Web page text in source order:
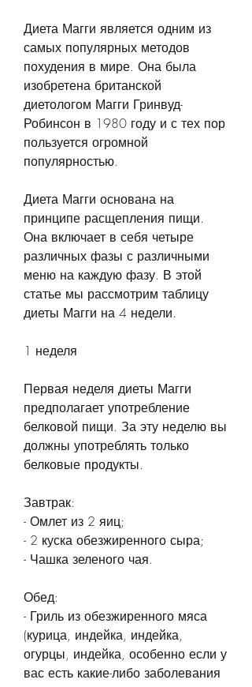
Диета Магги является одним из
самых популярных методов
похудения в мире. Она была
изобретена британской
диетологом Магги Гринвуд-
Робинсон в 1980 году и с тех пор
пользуется огромной
популярностью.
Диета Магги основана на
принципе расщепления пищи.
Она включает в себя четыре
различных фазы с различными
меню на каждую фазу. В этой
статье мы рассмотрим таблицу
диеты Магги на 4 недели.
1 неделя
Первая неделя диеты Магги
предполагает употребление
белковой пищи. За эту неделю вы
должны употреблять только
белковые продукты.
Завтрак:
- Омлет из 2 яиц;
- 2 куска обезжиренного сыра;
- Чашка зеленого чая.
Обед:
- Гриль из обезжиренного мяса
(курица, индейка, индейка,
огурцы, индейка, особенно если у
вас есть какие-либо заболевания